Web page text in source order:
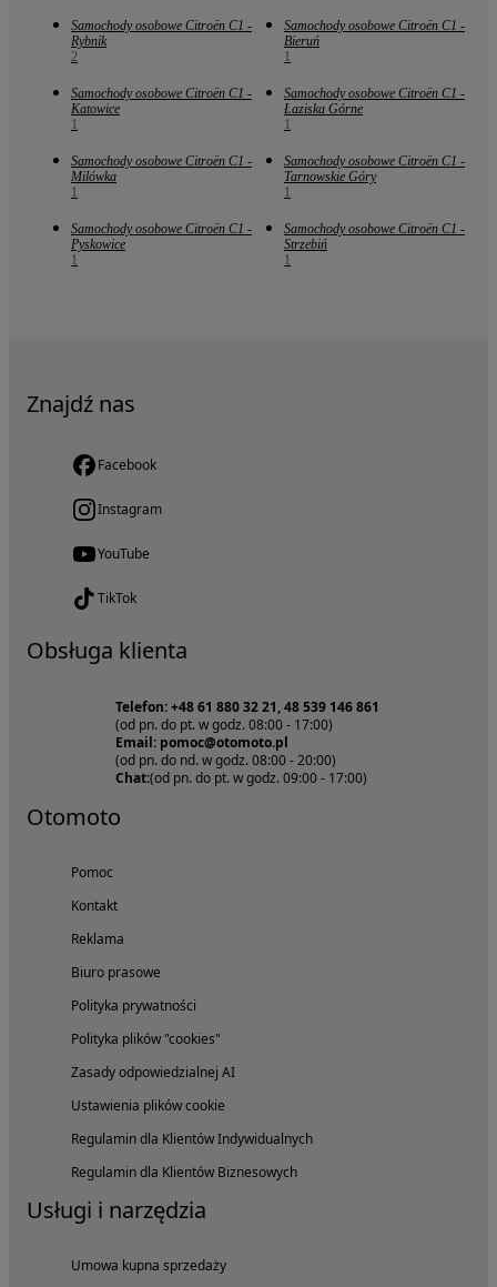
Samochody osobowe Citroën C1 -
Rybnik
2
Samochody osobowe Citroën C1 -
Bieruń
1
Samochody osobowe Citroën C1 -
Katowice
1
Samochody osobowe Citroën C1 -
Łaziska Górne
1
Samochody osobowe Citroën C1 -
Milówka
1
Samochody osobowe Citroën C1 -
Tarnowskie Góry
1
Samochody osobowe Citroën C1 -
Pyskowice
1
Samochody osobowe Citroën C1 -
Strzebiń
1
Znajdź nas
Facebook
Instagram
YouTube
TikTok
Obsługa klienta
Telefon: +48 61 880 32 21, 48 539 146 861
(od pn. do pt. w godz. 08:00 - 17:00)
Email: pomoc@otomoto.pl
(od pn. do nd. w godz. 08:00 - 20:00)
Chat:(od pn. do pt. w godz. 09:00 - 17:00)
Otomoto
Pomoc
Kontakt
Reklama
Biuro prasowe
Polityka prywatności
Polityka plików "cookies"
Zasady odpowiedzialnej AI
Ustawienia plików cookie
Regulamin dla Klientów Indywidualnych
Regulamin dla Klientów Biznesowych
Usługi i narzędzia
Umowa kupna sprzedaży